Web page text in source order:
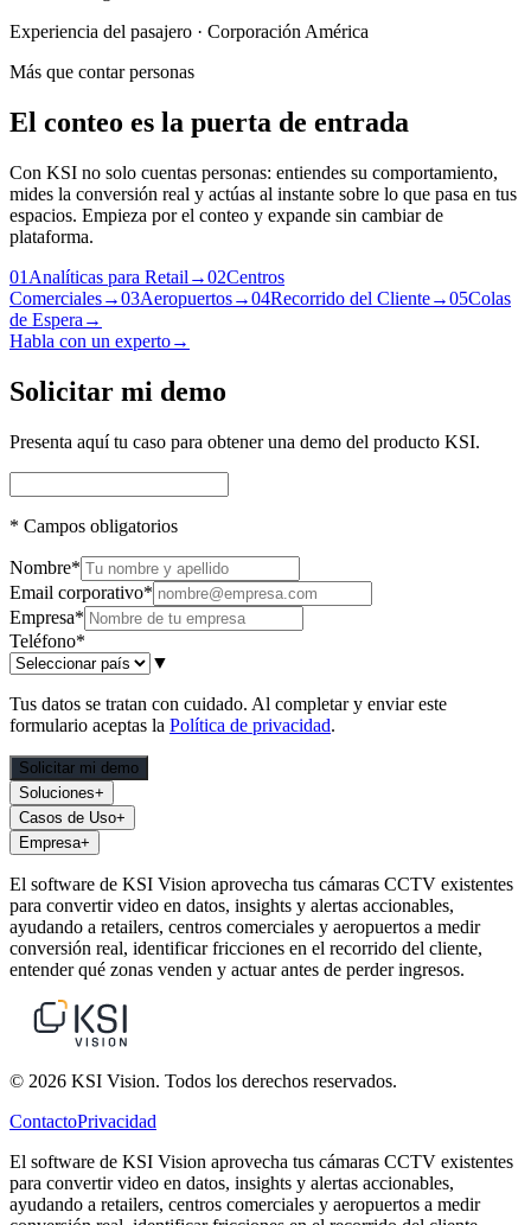
Experiencia del pasajero · Corporación América
Más que contar personas
El conteo es la puerta de entrada
Con KSI no solo cuentas personas: entiendes su comportamiento,
mides la conversión real y actúas al instante sobre lo que pasa en tus
espacios. Empieza por el conteo y expande sin cambiar de
plataforma.
01 Analíticas para Retail →02Centros
Comerciales→03Aeropuertos→04Recorrido del Cliente→05Colas
de Espera →
Habla con un experto→
Solicitar mi demo
Presenta aquí tu caso para obtener una demo del producto KSI.
* Campos obligatorios
Nombre*
Email corporativo*
Empresa*
Teléfono*
▼
Tus datos se tratan con cuidado. Al completar y enviar este
formulario aceptas la Política de privacidad.
Solicitar mi demo
Soluciones+
Casos de Uso+
Empresa+
El software de KSI Vision aprovecha tus cámaras CCTV existentes
para convertir video en datos, insights y alertas accionables,
ayudando a retailers, centros comerciales y aeropuertos a medir
conversión real, identificar fricciones en el recorrido del cliente,
entender qué zonas venden y actuar antes de perder ingresos.
© 2026 KSI Vision. Todos los derechos reservados.
ContactoPrivacidad
El software de KSI Vision aprovecha tus cámaras CCTV existentes
para convertir video en datos, insights y alertas accionables,
ayudando a retailers, centros comerciales y aeropuertos a medir